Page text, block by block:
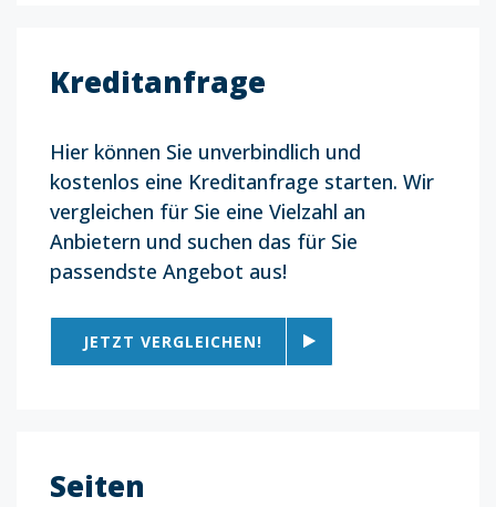
Kreditanfrage
Hier können Sie unverbindlich und
kostenlos eine Kreditanfrage starten. Wir
vergleichen für Sie eine Vielzahl an
Anbietern und suchen das für Sie
passendste Angebot aus!
JETZT VERGLEICHEN!
Seiten